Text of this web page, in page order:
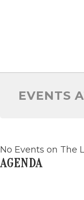
EVENTS
No Events on The
AGENDA